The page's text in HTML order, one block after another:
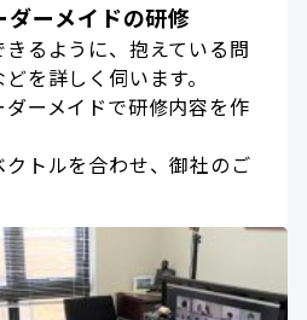
ーメイドの研修
るように、抱えている問
を詳しく伺います。
ーメイドで研修内容を作
トルを合わせ、御社のご